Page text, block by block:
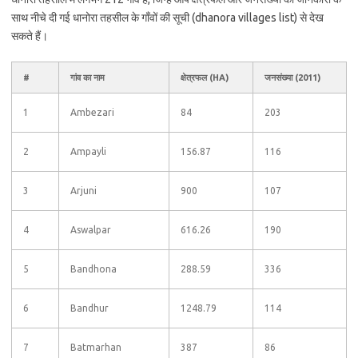
साथ नीचे दी गई धानोरा तहसील के गाँवों की सूची (dhanora villages list) से देख
सकते हैं।
# गांव का नाम क्षेत्रफल (HA) जनसंख्या (2011)
1 Ambezari 84 203
2 Ampayli 156.87 116
3 Arjuni 900 107
4 Aswalpar 616.26 190
5 Bandhona 288.59 336
6 Bandhur 1248.79 114
7 Batmarhan 387 86